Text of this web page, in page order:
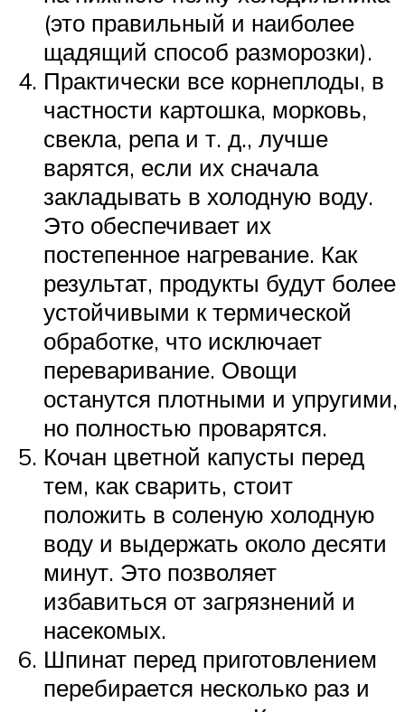
(это правильный и наиболее
щадящий способ разморозки).
Практически все корнеплоды, в
частности картошка, морковь,
свекла, репа и т. д., лучше
варятся, если их сначала
закладывать в холодную воду.
Это обеспечивает их
постепенное нагревание. Как
результат, продукты будут более
устойчивыми к термической
обработке, что исключает
переваривание. Овощи
останутся плотными и упругими,
но полностью проварятся.
Кочан цветной капусты перед
тем, как сварить, стоит
положить в соленую холодную
воду и выдержать около десяти
минут. Это позволяет
избавиться от загрязнений и
насекомых.
Шпинат перед приготовлением
перебирается несколько раз и